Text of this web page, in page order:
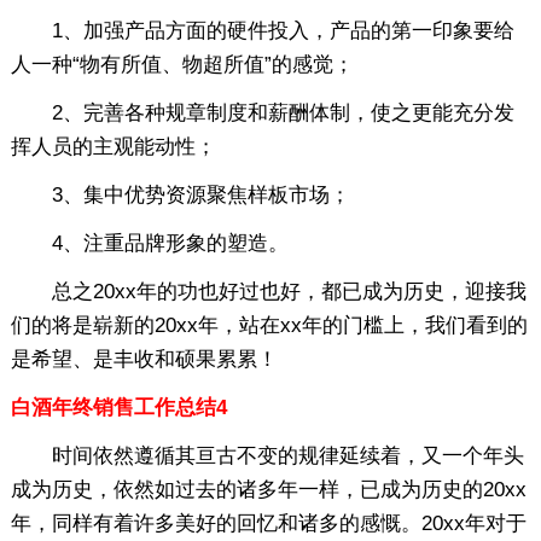
1、加强产品方面的硬件投入，产品的第一印象要给
人一种“物有所值、物超所值”的感觉；
2、完善各种规章制度和薪酬体制，使之更能充分发
挥人员的主观能动性；
3、集中优势资源聚焦样板市场；
4、注重品牌形象的塑造。
总之20xx年的功也好过也好，都已成为历史，迎接我
们的将是崭新的20xx年，站在xx年的门槛上，我们看到的
是希望、是丰收和硕果累累！
白酒年终销售工作总结4
时间依然遵循其亘古不变的规律延续着，又一个年头
成为历史，依然如过去的诸多年一样，已成为历史的20xx
年，同样有着许多美好的回忆和诸多的感慨。20xx年对于